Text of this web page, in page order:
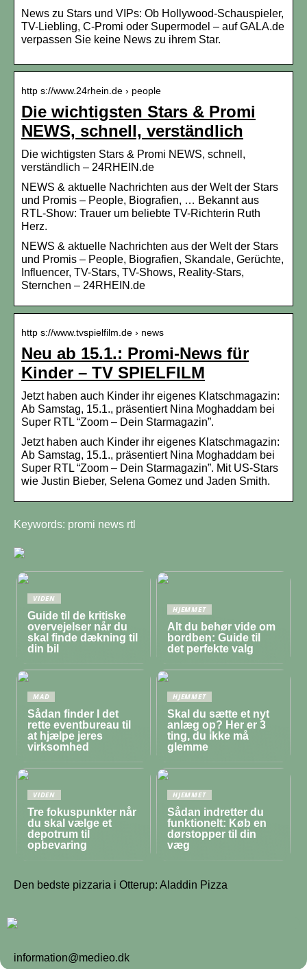
News zu Stars und VIPs: Ob Hollywood-Schauspieler,
TV-Liebling, C-Promi oder Supermodel – auf GALA.de
verpassen Sie keine News zu ihrem Star.
http s://www.24rhein.de › people
Die wichtigsten Stars & Promi
NEWS, schnell, verständlich
Die wichtigsten Stars & Promi NEWS, schnell,
verständlich – 24RHEIN.de
NEWS & aktuelle Nachrichten aus der Welt der Stars
und Promis – People, Biografien, … Bekannt aus
RTL-Show: Trauer um beliebte TV-Richterin Ruth
Herz.
NEWS & aktuelle Nachrichten aus der Welt der Stars
und Promis – People, Biografien, Skandale, Gerüchte,
Influencer, TV-Stars, TV-Shows, Reality-Stars,
Sternchen – 24RHEIN.de
http s://www.tvspielfilm.de › news
Neu ab 15.1.: Promi-News für
Kinder – TV SPIELFILM
Jetzt haben auch Kinder ihr eigenes Klatschmagazin:
Ab Samstag, 15.1., präsentiert Nina Moghaddam bei
Super RTL “Zoom – Dein Starmagazin”.
Jetzt haben auch Kinder ihr eigenes Klatschmagazin:
Ab Samstag, 15.1., präsentiert Nina Moghaddam bei
Super RTL “Zoom – Dein Starmagazin”. Mit US-Stars
wie Justin Bieber, Selena Gomez und Jaden Smith.
Keywords: promi news rtl
VIDEN
Guide til de kritiske
overvejelser når du
skal finde dækning til
din bil
HJEMMET
Alt du behør vide om
bordben: Guide til
det perfekte valg
MAD
Sådan finder I det
rette eventbureau til
at hjælpe jeres
virksomhed
HJEMMET
Skal du sætte et nyt
anlæg op? Her er 3
ting, du ikke må
glemme
VIDEN
Tre fokuspunkter når
du skal vælge et
depotrum til
opbevaring
HJEMMET
Sådan indretter du
funktionelt: Køb en
dørstopper til din
væg
Den bedste pizzaria i Otterup: Aladdin Pizza
information@medieo.dk